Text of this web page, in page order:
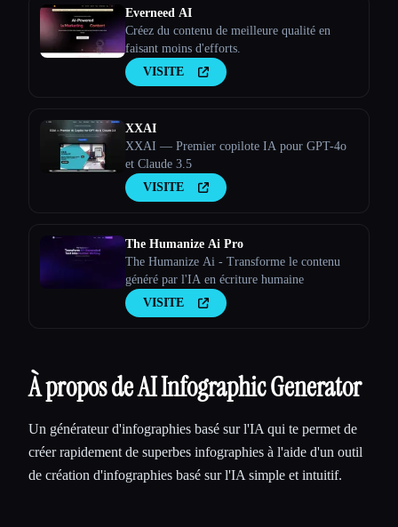
Everneed AI
Créez du contenu de meilleure qualité en
faisant moins d'efforts.
VISITE
XXAI
XXAI — Premier copilote IA pour GPT-4o
et Claude 3.5
VISITE
The Humanize Ai Pro
The Humanize Ai - Transforme le contenu
généré par l'IA en écriture humaine
VISITE
À propos de AI Infographic Generator
Un générateur d'infographies basé sur l'IA qui te permet de
créer rapidement de superbes infographies à l'aide d'un outil
de création d'infographies basé sur l'IA simple et intuitif.